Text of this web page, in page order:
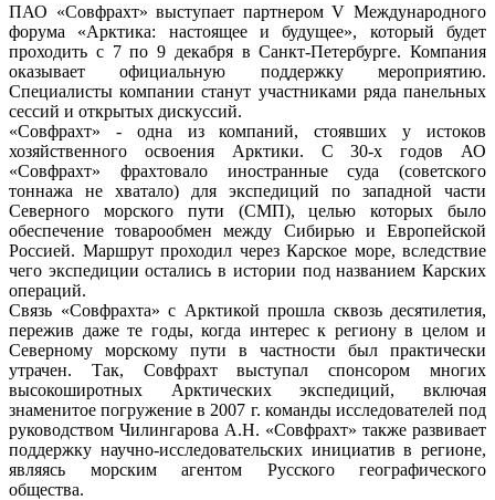
ПАО «Совфрахт» выступает партнером V Международного
форума «Арктика: настоящее и будущее», который будет
проходить с 7 по 9 декабря в Санкт-Петербурге. Компания
оказывает официальную поддержку мероприятию.
Специалисты компании станут участниками ряда панельных
сессий и открытых дискуссий.
«Совфрахт» - одна из компаний, стоявших у истоков
хозяйственного освоения Арктики. С 30-х годов АО
«Совфрахт» фрахтовало иностранные суда (советского
тоннажа не хватало) для экспедиций по западной части
Северного морского пути (СМП), целью которых было
обеспечение товарообмен между Сибирью и Европейской
Россией. Маршрут проходил через Карское море, вследствие
чего экспедиции остались в истории под названием Карских
операций.
Связь «Совфрахта» с Арктикой прошла сквозь десятилетия,
пережив даже те годы, когда интерес к региону в целом и
Северному морскому пути в частности был практически
утрачен. Так, Совфрахт выступал спонсором многих
высокоширотных Арктических экспедиций, включая
знаменитое погружение в 2007 г. команды исследователей под
руководством Чилингарова А.Н. «Совфрахт» также развивает
поддержку научно-исследовательских инициатив в регионе,
являясь морским агентом Русского географического
общества.